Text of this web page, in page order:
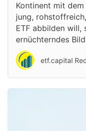
Kontinent mit
jung,
ETF abbilden will,
ernüchterndes
etf.capital